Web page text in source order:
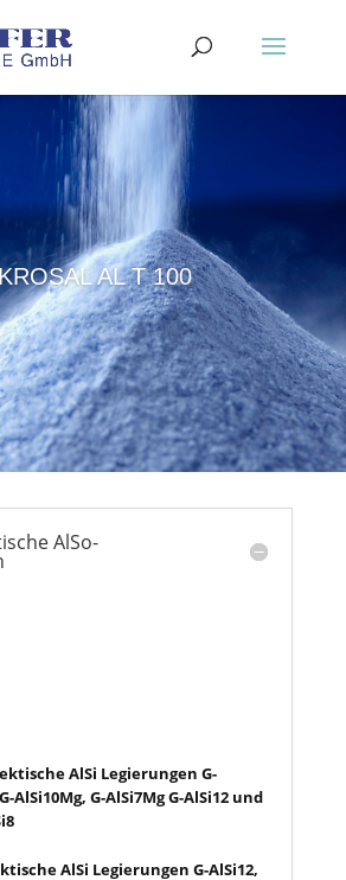
AL T 100
AlSo-
AlSi Legierungen G-
AlSi10Mg, G-AlSi7Mg G-AlSi12 und
AlSi Legierungen G-AlSi12,